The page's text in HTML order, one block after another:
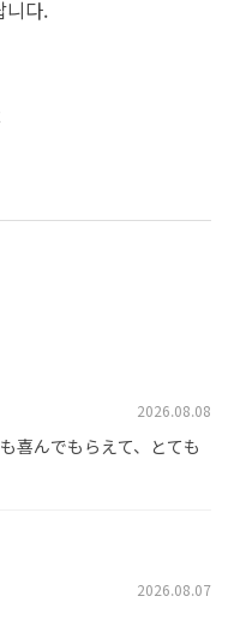
니다.
2026.08.08
喜んでもらえて、とても
2026.08.07